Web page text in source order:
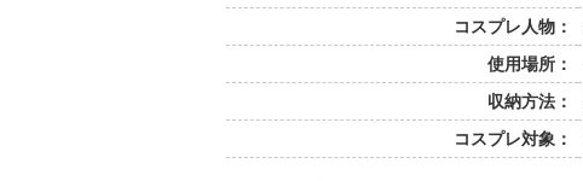
コスプレ人物：
使用場所：
収納方法：
コスプレ対象：